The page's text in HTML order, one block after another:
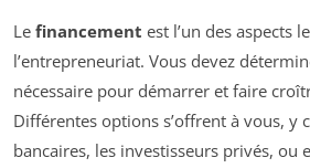
Le financement est l’un des aspects
l’entrepreneuriat. Vous devez
nécessaire pour démarrer et faire
Différentes options s’offrent à vous, y
bancaires, les investisseurs privés, ou